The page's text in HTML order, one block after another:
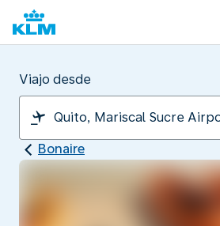
Viajo desde
Bonaire